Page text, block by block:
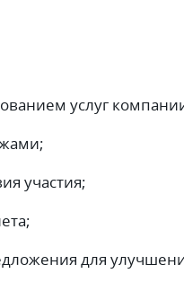
услуг
участия;
для